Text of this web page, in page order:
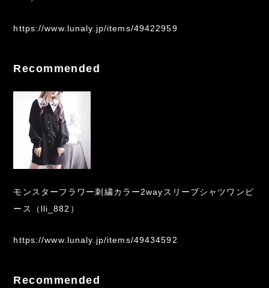
https://www.lunaly.jp/items/49422959
Recommended
モンスターフラワー刺繍カラー2wayスリーブシャツワンピ
ース（lli_882）
https://www.lunaly.jp/items/49434592
Recommended